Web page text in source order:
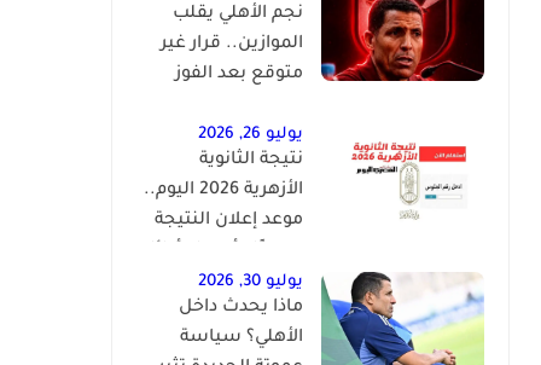
نجم الأهلي يقلب
الموازين.. قرار غير
متوقع بعد الفوز
يوليو 26, 2026
نتيجة الثانوية
الأزهرية 2026 اليوم..
موعد إعلان النتيجة
الجمهورية
يوليو 30, 2026
ماذا يحدث داخل
الأهلي؟ سياسة